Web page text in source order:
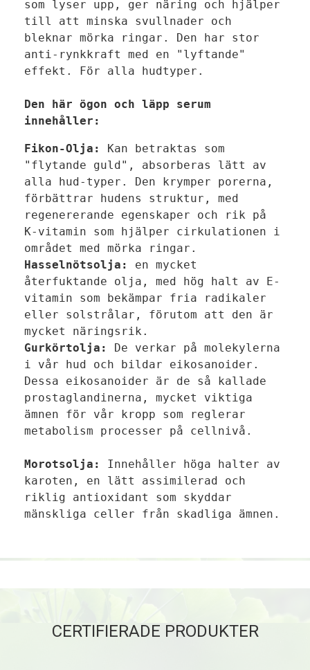
som lyser upp, ger näring och hjälper
till att minska svullnader och
bleknar mörka ringar. Den har stor
anti-rynkkraft med en "lyftande"
effekt. För alla hudtyper.
Den här ögon och läpp serum
innehåller:
Fikon-Olja:
Kan betraktas som
"flytande guld", absorberas lätt av
alla hud-typer. Den krymper porerna,
förbättrar hudens struktur, med
regenererande egenskaper och rik på
K-vitamin som hjälper cirkulationen i
Hasselnötsolja:
en mycket
återfuktande olja, med hög halt av E-
vitamin som bekämpar fria radikaler
eller solstrålar, förutom att den är
Gurkörtolja:
De verkar på molekylerna
i vår hud och bildar eikosanoider.
Dessa eikosanoider är de så kallade
prostaglandinerna, mycket viktiga
ämnen för vår kropp som reglerar
metabolism processer på cellnivå.
Morotsolja:
Innehåller höga halter av
karoten, en lätt assimilerad och
riklig antioxidant som skyddar
mänskliga celler från skadliga ämnen.
CERTIFIERADE PRODUKTER